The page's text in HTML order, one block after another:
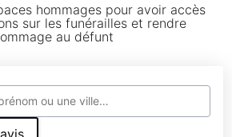
hommages pour avoir accès
sur les funérailles et rendre
au défunt